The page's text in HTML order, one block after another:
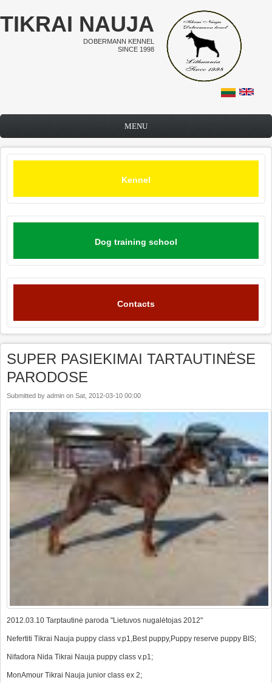
Skip to main content
TIKRAI NAUJA
DOBERMANN KENNEL
SINCE 1998
MENU
Kennel
Dog training school
Contacts
SUPER PASIEKIMAI TARTAUTINĖSE
PARODOSE
Submitted by admin on Sat, 2012-03-10 00:00
2012.03.10 Tarptautinė paroda "Lietuvos nugalėtojas 2012"
Nefertiti Tikrai Nauja puppy class v.p1,Best puppy,Puppy reserve puppy BIS;
Nifadora Nida Tikrai Nauja puppy class v.p1;
MonAmour Tikrai Nauja junior class ex 2;